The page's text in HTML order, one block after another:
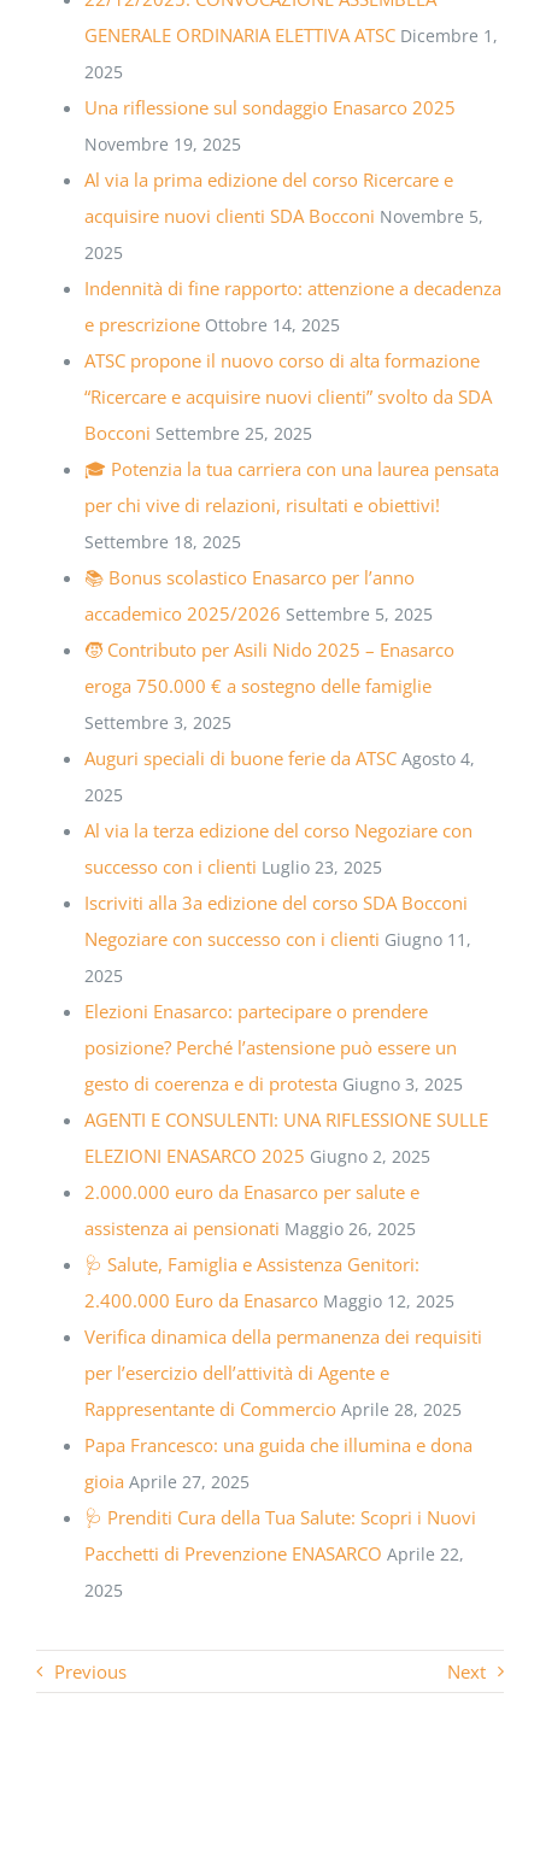
GENERALE ORDINARIA ELETTIVA ATSC Dicembre 1,
2025
Una riflessione sul sondaggio Enasarco 2025
Novembre 19, 2025
Al via la prima edizione del corso Ricercare e
acquisire nuovi clienti SDA Bocconi Novembre 5,
2025
Indennità di fine rapporto: attenzione a decadenza
e prescrizione Ottobre 14, 2025
ATSC propone il nuovo corso di alta formazione
“Ricercare e acquisire nuovi clienti” svolto da SDA
Bocconi Settembre 25, 2025
🎓 Potenzia la tua carriera con una laurea pensata
per chi vive di relazioni, risultati e obiettivi!
Settembre 18, 2025
📚 Bonus scolastico Enasarco per l’anno
accademico 2025/2026 Settembre 5, 2025
🧒 Contributo per Asili Nido 2025 – Enasarco
eroga 750.000 € a sostegno delle famiglie
Settembre 3, 2025
Auguri speciali di buone ferie da ATSC Agosto 4,
2025
Al via la terza edizione del corso Negoziare con
successo con i clienti Luglio 23, 2025
Iscriviti alla 3a edizione del corso SDA Bocconi
Negoziare con successo con i clienti Giugno 11,
2025
Elezioni Enasarco: partecipare o prendere
posizione? Perché l’astensione può essere un
gesto di coerenza e di protesta Giugno 3, 2025
AGENTI E CONSULENTI: UNA RIFLESSIONE SULLE
ELEZIONI ENASARCO 2025 Giugno 2, 2025
2.000.000 euro da Enasarco per salute e
assistenza ai pensionati Maggio 26, 2025
🩺 Salute, Famiglia e Assistenza Genitori:
2.400.000 Euro da Enasarco Maggio 12, 2025
Verifica dinamica della permanenza dei requisiti
per l’esercizio dell’attività di Agente e
Rappresentante di Commercio Aprile 28, 2025
Papa Francesco: una guida che illumina e dona
gioia Aprile 27, 2025
🩺 Prenditi Cura della Tua Salute: Scopri i Nuovi
Pacchetti di Prevenzione ENASARCO Aprile 22,
2025
Previous Next